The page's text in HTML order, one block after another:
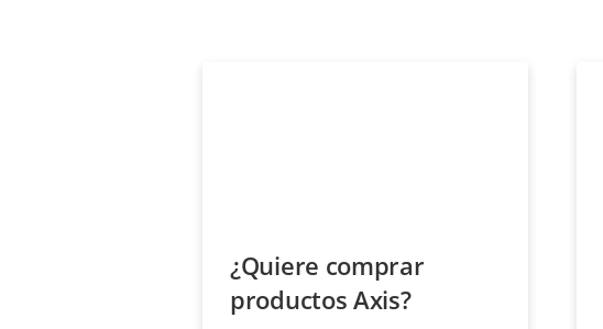
¿Quiere comprar
productos Axis?